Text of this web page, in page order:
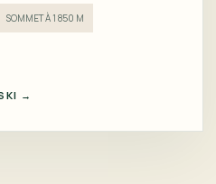
SOMMET À 1 850 M
→